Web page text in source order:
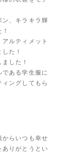
ン、キラキラ輝
ルティメット
た！
した！
ある学生服に
ングしてもら
らいつも幸せ
りがとうとい